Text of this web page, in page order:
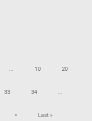
... 10 20
33 34 ...
» Last »